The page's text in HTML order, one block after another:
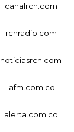
canalrcn.com
rcnradio.com
noticiasrcn.com
lafm.com.co
alerta.com.co